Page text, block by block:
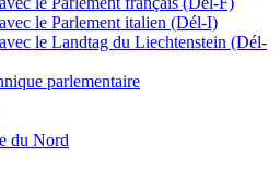
le Parlement italien (Dél-I)
le Landtag du Liechtenstein (Dél-
parlementaire
du Nord